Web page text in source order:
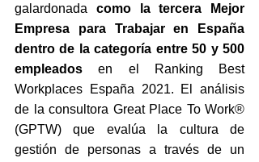
galardonada como la tercera Mejor
Empresa para Trabajar en España
dentro de la categoría entre 50 y 500
empleados en el Ranking Best
Workplaces España 2021. El análisis
de la consultora Great Place To Work®
(GPTW) que evalúa la cultura de
gestión de personas a través de un